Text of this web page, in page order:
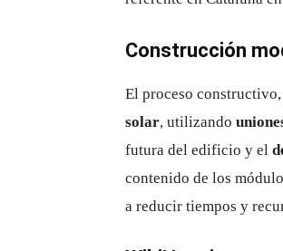
Construcción
El proceso constructivo,
solar, utilizando
futura del edificio y el
contenido de los
a reducir tiempos y